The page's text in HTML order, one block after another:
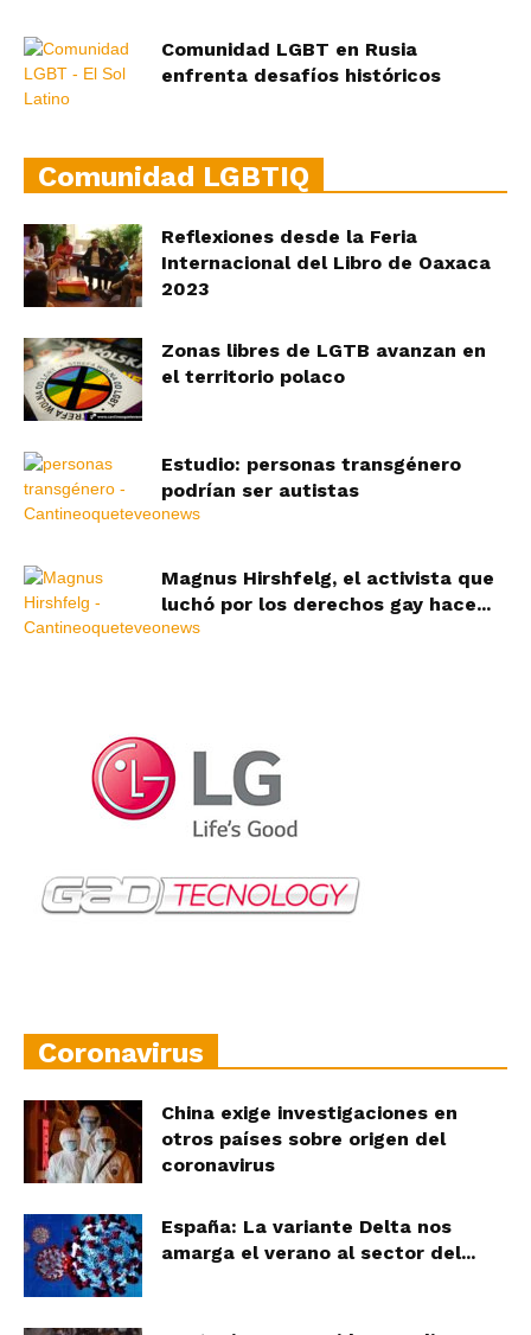
Comunidad LGBT en Rusia
enfrenta desafíos históricos
Comunidad LGBTIQ
Reflexiones desde la Feria
Internacional del Libro de Oaxaca
2023
Zonas libres de LGTB avanzan en
el territorio polaco
Estudio: personas transgénero
podrían ser autistas
Magnus Hirshfelg, el activista que
luchó por los derechos gay hace...
Coronavirus
China exige investigaciones en
otros países sobre origen del
coronavirus
España: La variante Delta nos
amarga el verano al sector del...